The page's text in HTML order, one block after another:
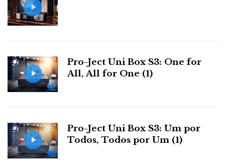
Pro-Ject Uni Box S3: One for
All, All for One (1)
Pro-Ject Uni Box S3: Um por
Todos, Todos por Um (1)